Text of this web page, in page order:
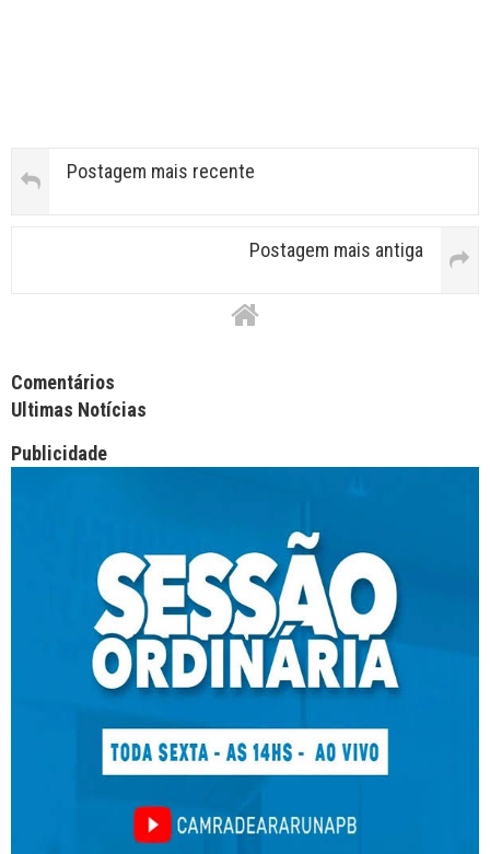
Postagem mais recente
Postagem mais antiga
Facebook Comments APPID
Comentários
Ultimas Notícias
Publicidade